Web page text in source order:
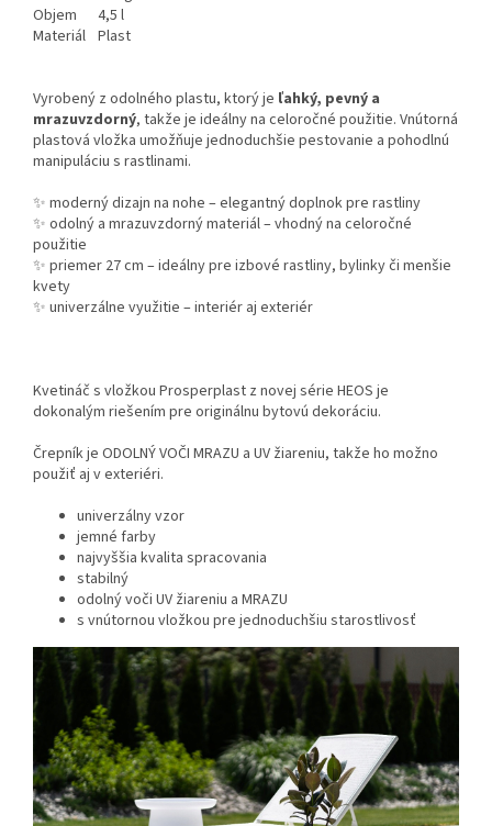
Objem
4,5 l
Materiál Plast
Vyrobený z odolného plastu, ktorý je ľahký, pevný a
mrazuvzdorný, takže je ideálny na celoročné použitie. Vnútorná
plastová vložka umožňuje jednoduchšie pestovanie a pohodlnú
manipuláciu s rastlinami.
✨ moderný dizajn na nohe – elegantný doplnok pre rastliny
✨ odolný a mrazuvzdorný materiál – vhodný na celoročné
použitie
✨ priemer 27 cm – ideálny pre izbové rastliny, bylinky či menšie
kvety
✨ univerzálne využitie – interiér aj exteriér
Kvetináč s vložkou Prosperplast z novej série HEOS je
dokonalým riešením pre originálnu bytovú dekoráciu.
Črepník je ODOLNÝ VOČI MRAZU a UV žiareniu, takže ho možno
použiť aj v exteriéri.
univerzálny vzor
jemné farby
najvyššia kvalita spracovania
stabilný
odolný voči UV žiareniu a MRAZU
s vnútornou vložkou pre jednoduchšiu starostlivosť